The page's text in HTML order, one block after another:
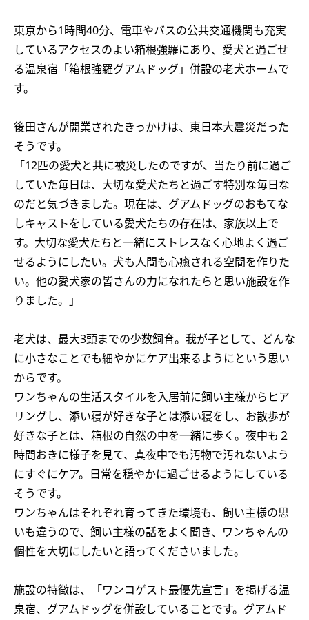
東京から1時間40分、電車やバスの公共交通機関も充実
しているアクセスのよい箱根強羅にあり、愛犬と過ごせ
る温泉宿「箱根強羅グアムドッグ」併設の老犬ホームで
す。
後田さんが開業されたきっかけは、東日本大震災だった
そうです。
「12匹の愛犬と共に被災したのですが、当たり前に過ご
していた毎日は、大切な愛犬たちと過ごす特別な毎日な
のだと気づきました。現在は、グアムドッグのおもてな
しキャストをしている愛犬たちの存在は、家族以上で
す。大切な愛犬たちと一緒にストレスなく心地よく過ご
せるようにしたい。犬も人間も心癒される空間を作りた
い。他の愛犬家の皆さんの力になれたらと思い施設を作
りました。」
老犬は、最大3頭までの少数飼育。我が子として、どんな
に小さなことでも細やかにケア出来るようにという思い
からです。
ワンちゃんの生活スタイルを入居前に飼い主様からヒア
リングし、添い寝が好きな子とは添い寝をし、お散歩が
好きな子とは、箱根の自然の中を一緒に歩く。夜中も２
時間おきに様子を見て、真夜中でも汚物で汚れないよう
にすぐにケア。日常を穏やかに過ごせるようにしている
そうです。
ワンちゃんはそれぞれ育ってきた環境も、飼い主様の思
いも違うので、飼い主様の話をよく聞き、ワンちゃんの
個性を大切にしたいと語ってくださいました。
施設の特徴は、「ワンコゲスト最優先宣言」を掲げる温
泉宿、グアムドッグを併設していることです。グアムド